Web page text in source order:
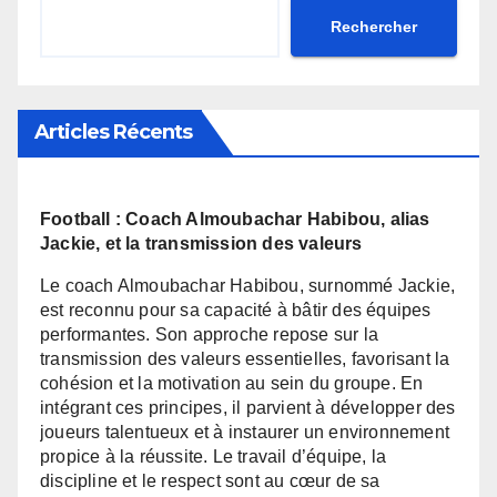
Rechercher
Articles Récents
Football : Coach Almoubachar Habibou, alias
Jackie, et la transmission des valeurs
Le coach Almoubachar Habibou, surnommé Jackie,
est reconnu pour sa capacité à bâtir des équipes
performantes. Son approche repose sur la
transmission des valeurs essentielles, favorisant la
cohésion et la motivation au sein du groupe. En
intégrant ces principes, il parvient à développer des
joueurs talentueux et à instaurer un environnement
propice à la réussite. Le travail d’équipe, la
discipline et le respect sont au cœur de sa